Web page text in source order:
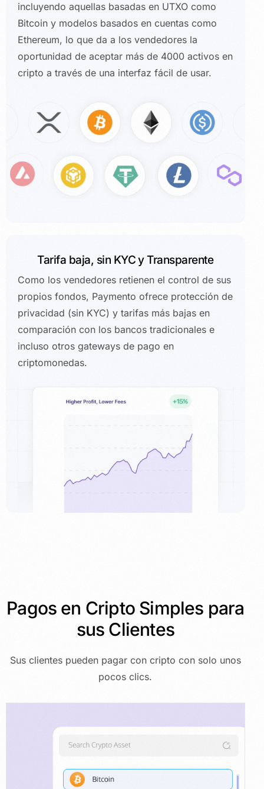
incluyendo aquellas basadas en UTXO como
Bitcoin y modelos basados en cuentas como
Ethereum, lo que da a los vendedores la
oportunidad de aceptar más de 4000 activos en
cripto a través de una interfaz fácil de usar.
Tarifa baja, sin KYC y Transparente
Como los vendedores retienen el control de sus
propios fondos, Paymento ofrece protección de
privacidad (sin KYC) y tarifas más bajas en
comparación con los bancos tradicionales e
incluso otros gateways de pago en
criptomonedas.
Pagos en Cripto Simples para
sus Clientes
Sus clientes pueden pagar con cripto con solo unos
pocos clics.